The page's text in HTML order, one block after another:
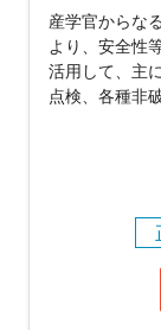
産学官からな
より、安全性
活用して、主
点検、各種非